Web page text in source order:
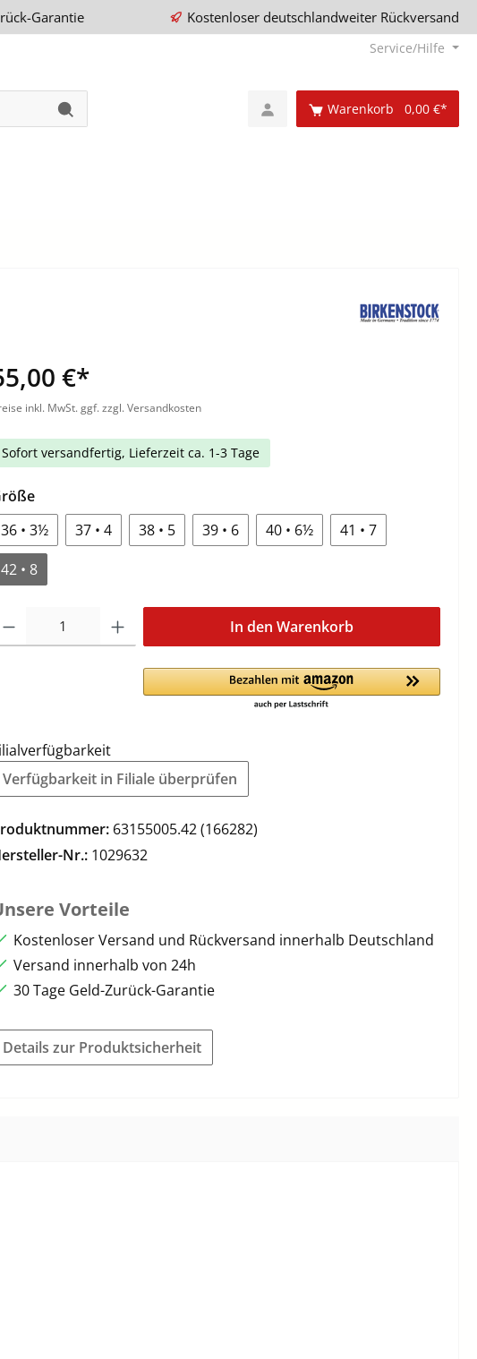
Garantie Kostenloser deutschlandweiter Rückversand
Service/Hilfe
Warenkorb 0,00 €*
€*
inkl. MwSt. ggf. zzgl. Versandkosten
Sofort versandfertig, Lieferzeit ca. 1-3 Tage
36 • 3½
37 • 4 38 • 5 39 • 6 40 • 6½
41 • 7
42 • 8
In den Warenkorb
Verfügbarkeit in Filiale überprüfen
63155005.42 (166282)
Nr.: 1029632
Vorteile
Kostenloser Versand und Rückversand innerhalb Deutschland
Versand innerhalb von 24h
30 Tage Geld-Zurück-Garantie
Details zur Produktsicherheit